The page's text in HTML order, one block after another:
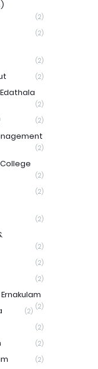
(2)
(2)
(2)
(2)
(2)
(2)
(2)
(2)
(2)
(2)
(2)
(2)
(2)
(2)
(2)
(2)
(2)
(2)